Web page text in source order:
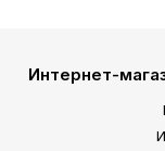
Интернет-